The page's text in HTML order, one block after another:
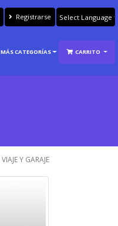
Registrarse
MÁS CATEGORÍAS CARRITO
VIAJE Y GARAJE